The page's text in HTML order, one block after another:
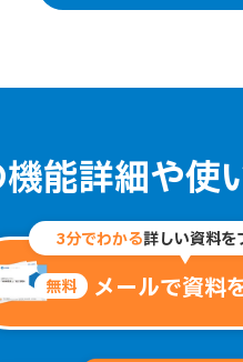
機能詳細や使
3分でわかる詳しい資料を
無料 メールで資料